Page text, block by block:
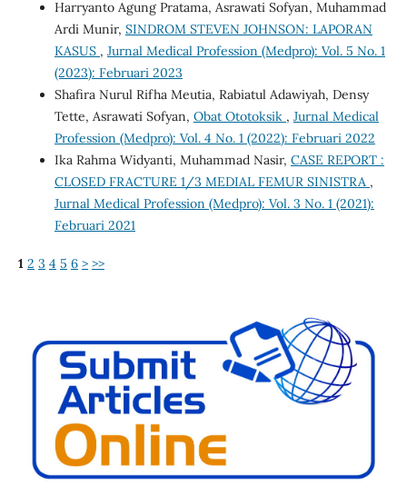
Harryanto Agung Pratama, Asrawati Sofyan, Muhammad
Ardi Munir, SINDROM STEVEN JOHNSON: LAPORAN
KASUS , Jurnal Medical Profession (Medpro): Vol. 5 No. 1
(2023): Februari 2023
Shafira Nurul Rifha Meutia, Rabiatul Adawiyah, Densy
Tette, Asrawati Sofyan, Obat Ototoksik , Jurnal Medical
Profession (Medpro): Vol. 4 No. 1 (2022): Februari 2022
Ika Rahma Widyanti, Muhammad Nasir, CASE REPORT :
CLOSED FRACTURE 1/3 MEDIAL FEMUR SINISTRA ,
Jurnal Medical Profession (Medpro): Vol. 3 No. 1 (2021):
Februari 2021
1 2 3 4 5 6 > >>